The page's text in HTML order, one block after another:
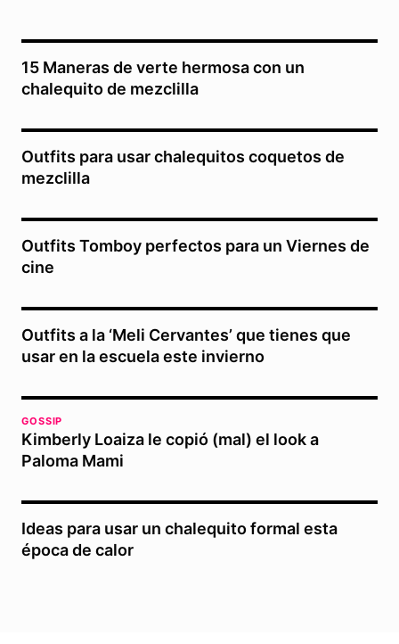
15 Maneras de verte hermosa con un
chalequito de mezclilla
Outfits para usar chalequitos coquetos de
mezclilla
Outfits Tomboy perfectos para un Viernes de
cine
Outfits a la ‘Meli Cervantes’ que tienes que
usar en la escuela este invierno
GOSSIP
Kimberly Loaiza le copió (mal) el look a
Paloma Mami
Ideas para usar un chalequito formal esta
época de calor